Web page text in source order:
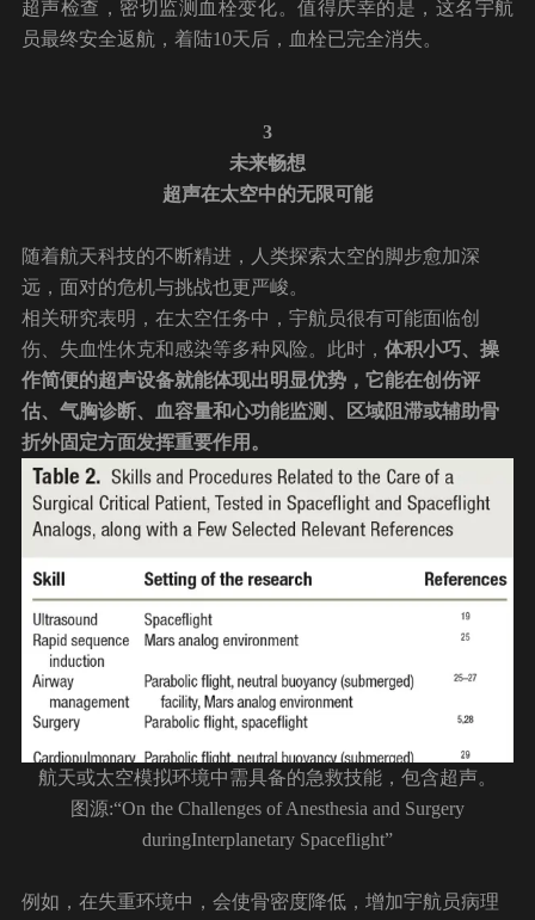
超声检查，密切监测血栓变化。值得庆幸的是，这名宇航
员最终安全返航，着陆10天后，血栓已完全消失。
3
未来畅想
超声在太空中的无限可能
随着航天科技的不断精进，人类探索太空的脚步愈加深
远，面对的危机与挑战也更严峻。
相关研究表明，在太空任务中，宇航员很有可能面临创
伤、失血性休克和感染等多种风险。此时， 体积小巧、操
作简便的超声设备就能体现出明显优势，它能在创伤评
估、气胸诊断、血容量和心功能监测、区域阻滞或辅助骨
折外固定方面发挥重要作用。
航天或太空模拟环境中需具备的急救技能，包含超声。
图源:“On the Challenges of Anesthesia and Surgery
duringInterplanetary Spaceflight”
例如，在失重环境中，会使骨密度降低，增加宇航员病理